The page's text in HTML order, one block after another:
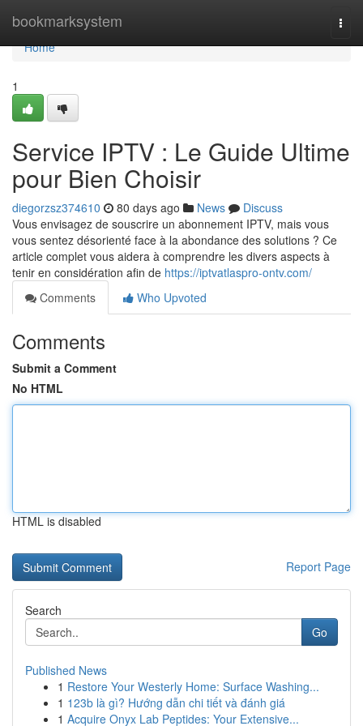
bookmarksystem
Home
Home
1
Service IPTV : Le Guide Ultime
pour Bien Choisir
diegorzsz374610 80 days ago News
Discuss
Vous envisagez de souscrire un abonnement IPTV, mais vous
vous sentez désorienté face à la abondance des solutions ? Ce
article complet vous aidera à comprendre les divers aspects à
tenir en considération afin de https://iptvatlaspro-ontv.com/
Comments
Who Upvoted
Comments
Submit a Comment
No HTML
HTML is disabled
Report Page
Search
Go
Published News
1 Restore Your Westerly Home: Surface Washing...
1 123b là gì? Hướng dẫn chi tiết và đánh giá
1 Acquire Onyx Lab Peptides: Your Extensive...